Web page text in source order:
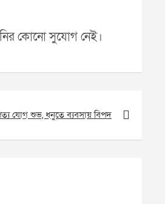
কোনো সুযোগ নেই।
যোগ শুভ, ধনুতে ব্যবসায় বিপদ